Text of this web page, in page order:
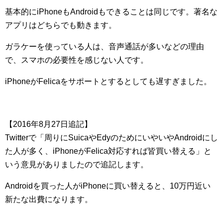
基本的にiPhoneもAndroidもできることは同じです。著名な
アプリはどちらでも動きます。
ガラケーを使っている人は、音声通話が多いなどの理由
で、スマホの必要性を感じない人です。
iPhoneがFelicaをサポートとするとしても遅すぎました。
【2016年8月27日追記】
Twitterで「周りにSuicaやEdyのためにいやいやAndroidにし
た人が多く、iPhoneがFelica対応すれば皆買い替える」と
いう意見がありましたので追記します。
Androidを買った人がiPhoneに買い替えると、10万円近い
新たな出費になります。